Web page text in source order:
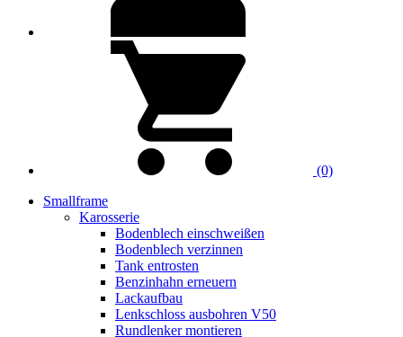
(0)
Smallframe
Karosserie
Bodenblech einschweißen
Bodenblech verzinnen
Tank entrosten
Benzinhahn erneuern
Lackaufbau
Lenkschloss ausbohren V50
Rundlenker montieren